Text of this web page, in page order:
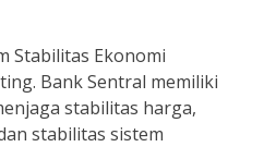
Stabilitas Ekonomi
Bank Sentral memiliki
stabilitas harga,
stabilitas sistem